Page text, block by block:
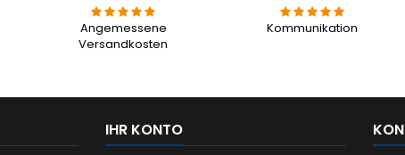
Angemessene
Versandkosten
Kommunikation
IHR KONTO